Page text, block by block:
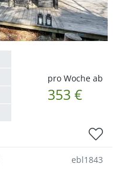
pro Woche ab
353 €
ebl1843